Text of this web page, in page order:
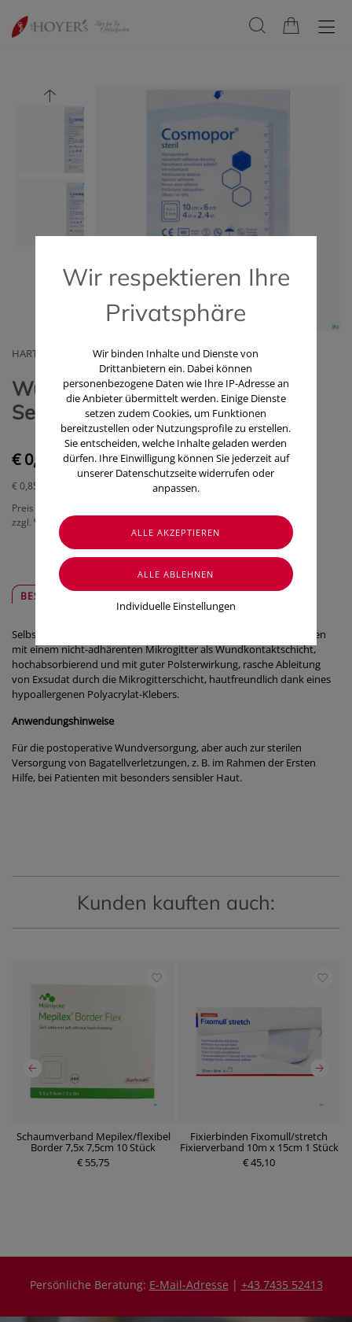
HARTMANN PAUL GMBH
Wundverband Cosmopor steril
Selbstklebend 10x 6cm 1 Stück
€ 0,85
€ 0,85
Preis inkl. MwSt.
zzgl. Versandkosten
BESCHREIBUNG
Selbstklebende Wundauflage aus weichem Trägervlies, Wundkissen
mit einem nicht-adhärenten Mikrogitter als Wundkontaktschicht,
hochabsorbierend und mit guter Polsterwirkung, rasche Ableitung
von Exsudat durch die Mikrogitterschicht, hautfreundlich dank eines
hypoallergenen Polyacrylat-Klebers.
Anwendungshinweise
Für die postoperative Wundversorgung, aber auch zur sterilen
Versorgung von Bagatellverletzungen, z. B. im Rahmen der Ersten
Hilfe, bei Patienten mit besonders sensibler Haut.
Kunden kauften auch:
Schaumverband Mepilex/flexibel
Border 7,5x 7,5cm 10 Stück
€ 55,75
Fixierbinden Fixomull/stretch
Fixierverband 10m x 15cm 1 Stück
€ 45,10
P
Wir respektieren Ihre
Privatsphäre
Wir binden Inhalte und Dienste von
Drittanbietern ein. Dabei können
personenbezogene Daten wie Ihre IP-Adresse an
die Anbieter übermittelt werden. Einige Dienste
setzen zudem Cookies, um Funktionen
bereitzustellen oder Nutzungsprofile zu erstellen.
Sie entscheiden, welche Inhalte geladen werden
dürfen. Ihre Einwilligung können Sie jederzeit auf
unserer Datenschutzseite widerrufen oder
anpassen.
Individuelle Einstellungen
Persönliche Beratung: E-Mail-Adresse | +43 7435 52413